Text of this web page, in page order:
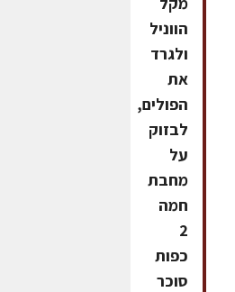
הווניל
ולגרד
את
הפולים,
לבזוק
על
מחבת
חמה
2
כפות
סוכר